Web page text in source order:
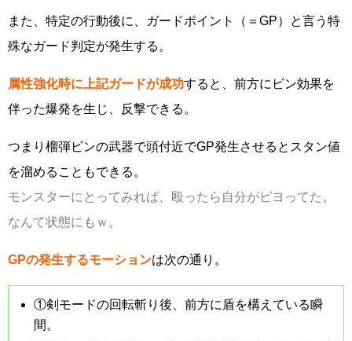
また、特定の行動後に、ガードポイント（＝GP）と言う特
殊なガード判定が発生する。
属性強化時に上記ガードが成功すると、前方にビン効果を
伴った爆発を生じ、反撃できる。
つまり榴弾ビンの武器で頭付近でGP発生させるとスタン値
を溜めることもできる。
モンスターにとってみれば、殴ったら自分がピヨってた。
なんて状態にもｗ。
GPの発生するモーションは次の通り。
①剣モードの回転斬り後、前方に盾を構えている瞬
間。